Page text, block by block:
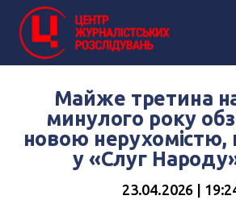
Майже третина
минулого року
новою нерухомістю,
у «Слуг
23.04.2026 |